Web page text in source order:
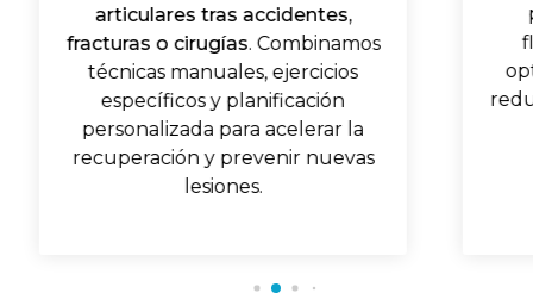
articulares tras accidentes,
fracturas o cirugías. Combinamos
técnicas manuales, ejercicios
específicos y planificación
personalizada para acelerar la
recuperación y prevenir nuevas
lesiones.